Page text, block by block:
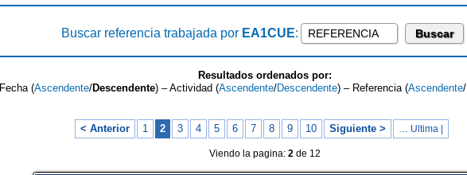
Buscar referencia trabajada por EA1CUE:
Resultados ordenados por:
Fecha (Ascendente/Descendente) – Actividad (Ascendente/Descendente) – Referencia (Ascendente/
< Anterior 1 2 3 4 5 6 7 8 9 10 Siguiente > … Ultima |
Viendo la pagina: 2de 12